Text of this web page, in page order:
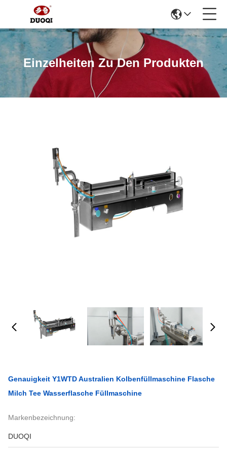
Einzelheiten Zu Den Produkten
Genauigkeit Y1WTD Australien Kolbenfüllmaschine Flasche
Milch Tee Wasserflasche Füllmaschine
Markenbezeichnung:
DUOQI